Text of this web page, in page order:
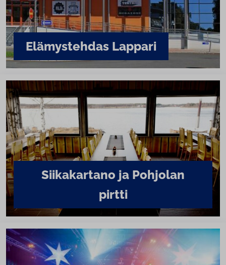
Elä­mys­teh­das Lappari
Sii­ka­kar­ta­no ja Pohjolan
pirtti